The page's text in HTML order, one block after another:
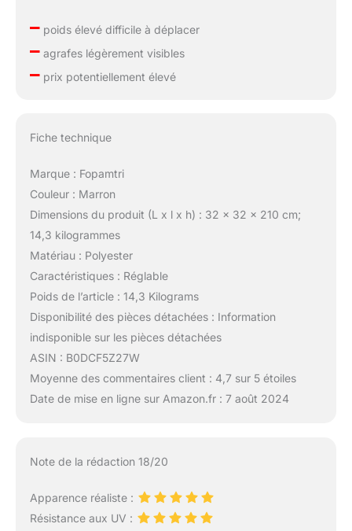
–poids élevé difficile à déplacer
–agrafes légèrement visibles
–prix potentiellement élevé
Fiche technique
Marque : Fopamtri
Couleur : Marron
Dimensions du produit (L x l x h) : 32 x 32 x 210 cm;
14,3 kilogrammes
Matériau : Polyester
Caractéristiques : Réglable
Poids de l’article : 14,3 Kilograms
Disponibilité des pièces détachées : Information
indisponible sur les pièces détachées
ASIN : B0DCF5Z27W
Moyenne des commentaires client : 4,7 sur 5 étoiles
Date de mise en ligne sur Amazon.fr : 7 août 2024
Note de la rédaction 18/20
Apparence réaliste :
Résistance aux UV :